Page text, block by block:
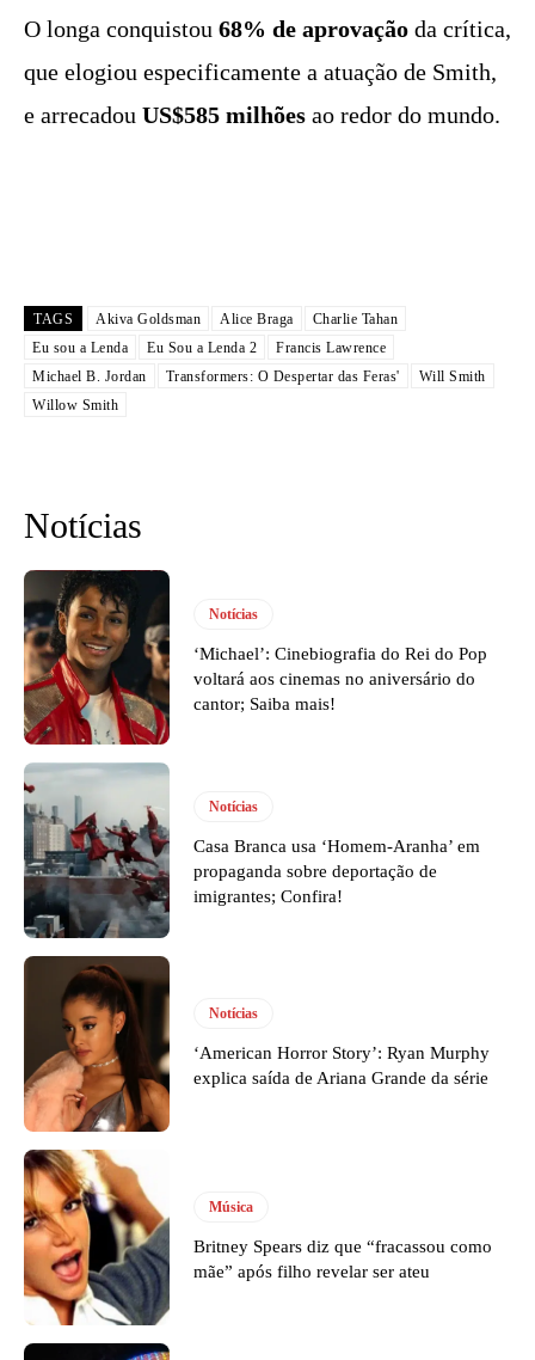
O longa conquistou 68% de aprovação da crítica,
que elogiou especificamente a atuação de Smith,
e arrecadou US$585 milhões ao redor do mundo.
TAGS Akiva Goldsman Alice Braga
Charlie Tahan
Eu sou a Lenda
Eu Sou a Lenda 2
Francis Lawrence
Michael B. Jordan
Transformers: O Despertar das Feras'
Will Smith
Willow Smith
Notícias
Notícias
‘Michael’: Cinebiografia do Rei do Pop
voltará aos cinemas no aniversário do
cantor; Saiba mais!
Notícias
Casa Branca usa ‘Homem-Aranha’ em
propaganda sobre deportação de
imigrantes; Confira!
Notícias
‘American Horror Story’: Ryan Murphy
explica saída de Ariana Grande da série
Música
Britney Spears diz que “fracassou como
mãe” após filho revelar ser ateu